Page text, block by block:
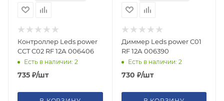
Контроллер Leds power
CCT C02 RF 12А 006406
Есть в наличии: 2
735 ₽/шт
Диммер Leds power C01
RF 12А 006390
Есть в наличии: 2
730 ₽/шт